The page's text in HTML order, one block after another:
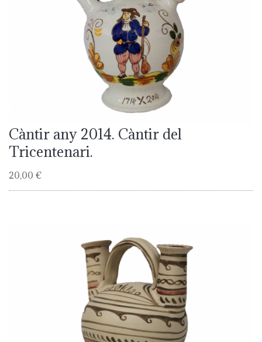
Càntir any 2014. Càntir del
Tricentenari.
20,00 €